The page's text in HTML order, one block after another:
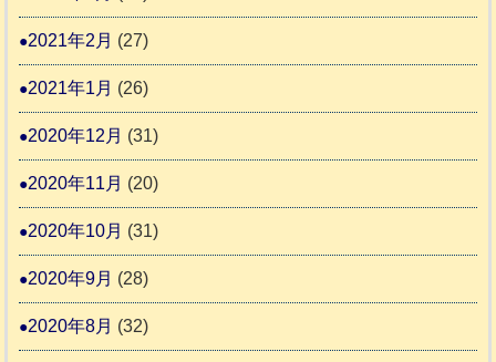
2021年2月 (27)
2021年1月 (26)
2020年12月 (31)
2020年11月 (20)
2020年10月 (31)
2020年9月 (28)
2020年8月 (32)